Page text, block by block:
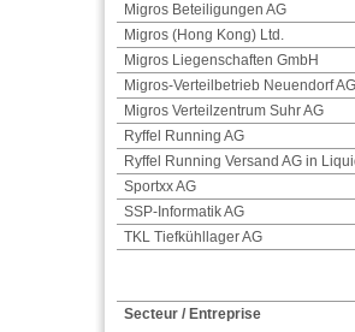
Migros Beteiligungen AG
Migros (Hong Kong) Ltd.
Migros Liegenschaften GmbH
Migros-Verteilbetrieb Neuendorf AG
Migros Verteilzentrum Suhr AG
Ryffel Running AG
Ryffel Running Versand AG in
Sportxx AG
SSP-Informatik AG
TKL Tiefkühllager AG
Secteur / Entreprise